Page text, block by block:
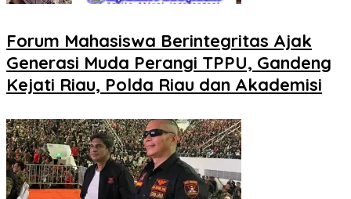
Forum Mahasiswa Berintegritas Ajak
Generasi Muda Perangi TPPU, Gandeng
Kejati Riau, Polda Riau dan Akademisi